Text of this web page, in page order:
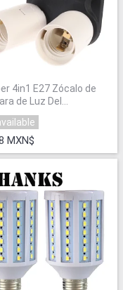
4in1 E27 Zócalo de
de Luz Del
de Bulbo Del
Del Divisor para
de Fotografía
Softbox Foto
MXN$